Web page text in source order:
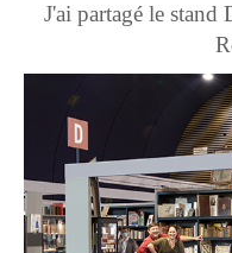
J'ai partagé le